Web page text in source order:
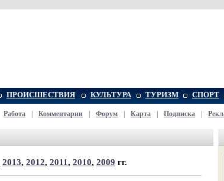
ПРОИСШЕСТВИЯ КУЛЬТУРА ТУРИЗМ СПОРТ
Работа Комментарии Форум Карта Подписка
2013, 2012, 2011, 2010, 2009 гг.